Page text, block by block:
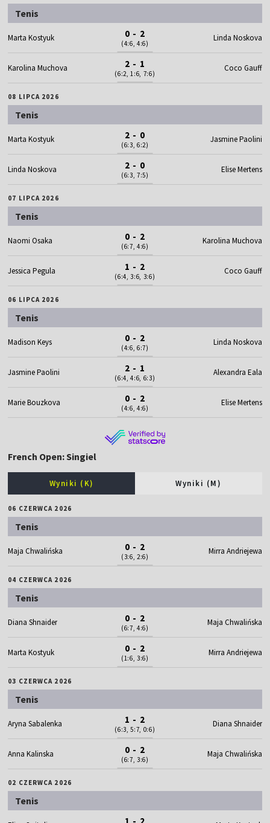
Tenis
Marta Kostyuk 0 - 2
(4:6, 4:6)
Linda Noskova
Karolina Muchova 2 - 1
(6:2, 1:6, 7:6)
Coco Gauff
08 LIPCA 2026
Tenis
Marta Kostyuk 2 - 0
(6:3, 6:2)
Jasmine Paolini
Linda Noskova 2 - 0
(6:3, 7:5)
Elise Mertens
07 LIPCA 2026
Tenis
Naomi Osaka 0 - 2
(6:7, 4:6)
Karolina Muchova
Jessica Pegula 1 - 2
(6:4, 3:6, 3:6)
Coco Gauff
06 LIPCA 2026
Tenis
Madison Keys 0 - 2
(4:6, 6:7)
Linda Noskova
Jasmine Paolini 2 - 1
(6:4, 4:6, 6:3)
Alexandra Eala
Marie Bouzkova 0 - 2
(4:6, 4:6)
Elise Mertens
French Open: Singiel
Wyniki (K) Wyniki (M)
06 CZERWCA 2026
Tenis
Maja Chwalińska 0 - 2
(3:6, 2:6)
Mirra Andriejewa
04 CZERWCA 2026
Tenis
Diana Shnaider 0 - 2
(6:7, 4:6)
Maja Chwalińska
Marta Kostyuk 0 - 2
(1:6, 3:6)
Mirra Andriejewa
03 CZERWCA 2026
Tenis
Aryna Sabalenka 1 - 2
(6:3, 5:7, 0:6)
Diana Shnaider
Anna Kalinska 0 - 2
(6:7, 3:6)
Maja Chwalińska
02 CZERWCA 2026
Tenis